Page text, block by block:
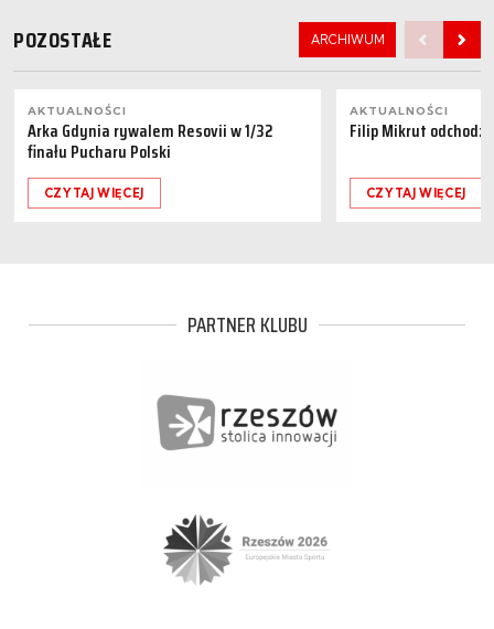
POZOSTAŁE ARCHIWUM
AKTUALNOŚCI
Arka Gdynia rywalem Resovii w 1/32
finału Pucharu Polski
CZYTAJ WIĘCEJ
AKTUALNOŚCI
Filip Mikrut
CZYTAJ WIĘCEJ
PARTNER KLUBU